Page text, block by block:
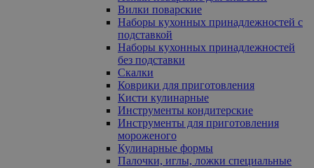
Вилки поварские
Наборы кухонных принадлежностей с
подставкой
Наборы кухонных принадлежностей
без подставки
Скалки
Коврики для приготовления
Кисти кулинарные
Инструменты кондитерские
Инструменты для приготовления
мороженого
Кулинарные формы
Палочки, иглы, ложки специальные